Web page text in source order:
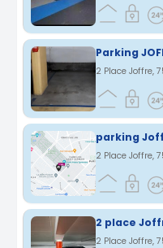
2 Place Joffre,
parking
2 Place Joffre,
2 place
2 Place Joffre,